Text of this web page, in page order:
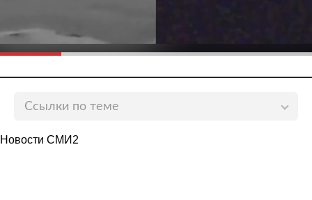
Ссылки по теме
программу
Новости СМИ2